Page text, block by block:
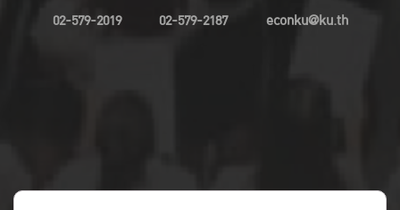
02-579-2019
02-579-2187
econku@ku.th